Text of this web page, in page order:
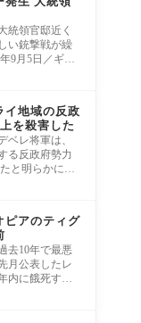
統領官邸近く
い銃撃戦が繰
9月5日／ギニ
イ地域の反政
を殺害した
レ将軍は、
る反政府勢力
と明らかにし
ピアのティグ
去10年で最悪
月公表したレ
内に餓死する